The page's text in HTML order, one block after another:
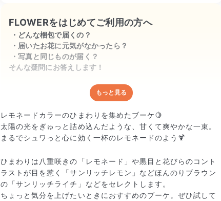
び始めましたが、他の品種は10日以上は綺
麗でした。2週間経って今は1輪だけ残ってま
す。パァッと部屋が明るい雰囲気になってく
れていたので、また来年も購入してみたいと
思いました。
FLOWERをはじめてご利用の方へ
どんな梱包で届くの？
届いたお花に元気がなかったら？
写真と同じものが届く？
そんな疑問にお答えします！
どんな梱包で届くの？
出荷前に水揚げ（花が水を吸いやすくなる処理）を施し、専用
ボックスに丁寧に梱包してお届けしています。きゅっとまとめ
られて一見窮屈そうに見えますが、輸送中の衝撃による折れや
擦れを軽減する効果があります。
もっと見る
レモネードカラーのひまわりを集めたブーケ🍋
太陽の光をぎゅっと詰め込んだような、甘くて爽やかな一束。
まるでシュワっと心に効く一杯のレモネードのよう🍹
ひまわりは八重咲きの「レモネード」や黒目と花びらのコント
ラストが目を惹く「サンリッチレモン」などほんのりブラウン
の「サンリッチライチ」などをセレクトします。
ちょっと気分を上げたいときにおすすめのブーケ。ぜひ試して